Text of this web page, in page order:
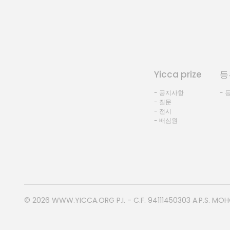
Yicca prize
- 공지사항
- 질문
- 전시
- 배심원
-
© 2026 WWW.YICCA.ORG P.I. - C.F. 94111450303 A.P.S.